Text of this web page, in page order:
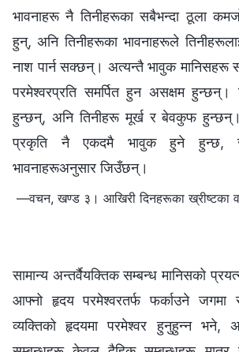
भावनाहरू नै तिनीहरूका सबैभन्दा ठूला
हुन्, अनि तिनीहरूका भावनाहरूले
नाश पार्न सक्छन्। अत्यन्तै भावुक मानिसहरू
परमेश्‍वरप्रति समर्पित हुन असक्षम हुन्छन्।
हुन्छन्, अनि तिनीहरू मूर्ख र बेवकुफ
प्रकृति नै एकदमै भावुक हुने हुन्छ,
भावनाहरूअनुसार जिउँछन्।
—वचन, खण्ड ३। आखिरी दिनहरूका ख्रीष्टका
सामान्य अन्तर्वैयक्तिक सम्बन्ध मानिसको
आफ्नो हृदय परमेश्‍वरतर्फ फर्काउने जगमा
व्यक्तिको हृदयमा परमेश्‍वर हुनुहुन्‍न भने,